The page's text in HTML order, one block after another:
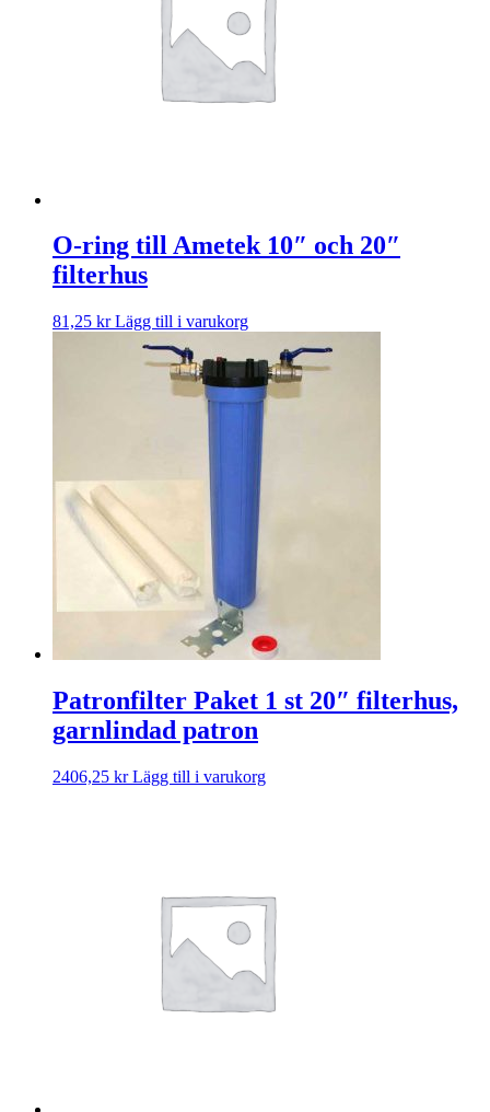
O-ring till Ametek 10″ och 20″
filterhus
81,25 kr Lägg till i varukorg
Patronfilter Paket 1 st 20″ filterhus,
garnlindad patron
2406,25 kr Lägg till i varukorg